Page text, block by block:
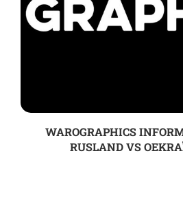
WAROGRAPHICS
RUSLAND VS